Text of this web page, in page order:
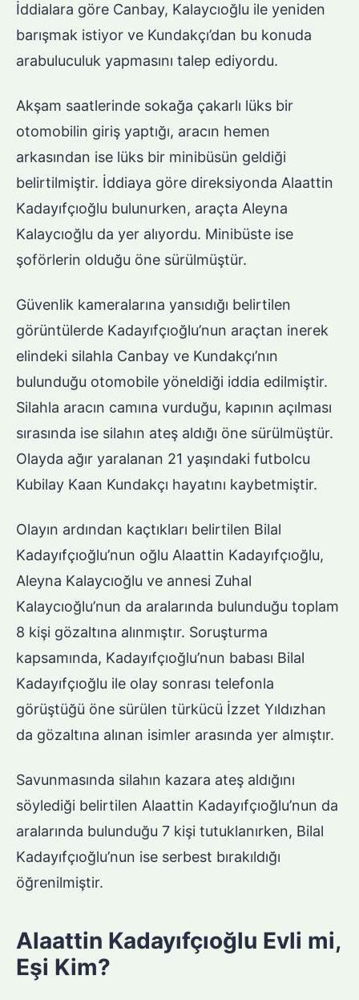
İddialara göre Canbay, Kalaycıoğlu ile yeniden
barışmak istiyor ve Kundakçı’dan bu konuda
arabuluculuk yapmasını talep ediyordu.
Akşam saatlerinde sokağa çakarlı lüks bir
otomobilin giriş yaptığı, aracın hemen
arkasından ise lüks bir minibüsün geldiği
belirtilmiştir. İddiaya göre direksiyonda Alaattin
Kadayıfçıoğlu bulunurken, araçta Aleyna
Kalaycıoğlu da yer alıyordu. Minibüste ise
şoförlerin olduğu öne sürülmüştür.
Güvenlik kameralarına yansıdığı belirtilen
görüntülerde Kadayıfçıoğlu’nun araçtan inerek
elindeki silahla Canbay ve Kundakçı’nın
bulunduğu otomobile yöneldiği iddia edilmiştir.
Silahla aracın camına vurduğu, kapının açılması
sırasında ise silahın ateş aldığı öne sürülmüştür.
Olayda ağır yaralanan 21 yaşındaki futbolcu
Kubilay Kaan Kundakçı hayatını kaybetmiştir.
Olayın ardından kaçtıkları belirtilen Bilal
Kadayıfçıoğlu’nun oğlu Alaattin Kadayıfçıoğlu,
Aleyna Kalaycıoğlu ve annesi Zuhal
Kalaycıoğlu’nun da aralarında bulunduğu toplam
8 kişi gözaltına alınmıştır. Soruşturma
kapsamında, Kadayıfçıoğlu’nun babası Bilal
Kadayıfçıoğlu ile olay sonrası telefonla
görüştüğü öne sürülen türkücü İzzet Yıldızhan
da gözaltına alınan isimler arasında yer almıştır.
Savunmasında silahın kazara ateş aldığını
söylediği belirtilen Alaattin Kadayıfçıoğlu’nun da
aralarında bulunduğu 7 kişi tutuklanırken, Bilal
Kadayıfçıoğlu’nun ise serbest bırakıldığı
öğrenilmiştir.
Alaattin Kadayıfçıoğlu Evli mi,
Eşi Kim?